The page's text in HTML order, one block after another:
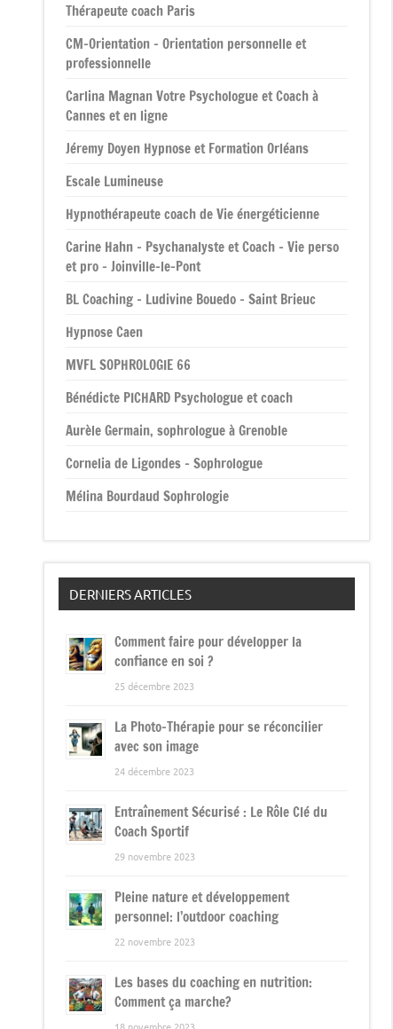
Thérapeute coach Paris
CM-Orientation – Orientation personnelle et
professionnelle
Carlina Magnan Votre Psychologue et Coach à
Cannes et en ligne
Jéremy Doyen Hypnose et Formation Orléans
Escale Lumineuse
Hypnothérapeute coach de Vie énergéticienne
Carine Hahn – Psychanalyste et Coach – Vie perso
et pro – Joinville-le-Pont
BL Coaching – Ludivine Bouedo – Saint Brieuc
Hypnose Caen
MVFL SOPHROLOGIE 66
Bénédicte PICHARD Psychologue et coach
Aurèle Germain, sophrologue à Grenoble
Cornelia de Ligondes – Sophrologue
Mélina Bourdaud Sophrologie
DERNIERS ARTICLES
Comment faire pour développer la
confiance en soi ?
25 décembre 2023
La Photo-Thérapie pour se réconcilier
avec son image
24 décembre 2023
Entraînement Sécurisé : Le Rôle Clé du
Coach Sportif
29 novembre 2023
Pleine nature et développement
personnel: l’outdoor coaching
22 novembre 2023
Les bases du coaching en nutrition:
Comment ça marche?